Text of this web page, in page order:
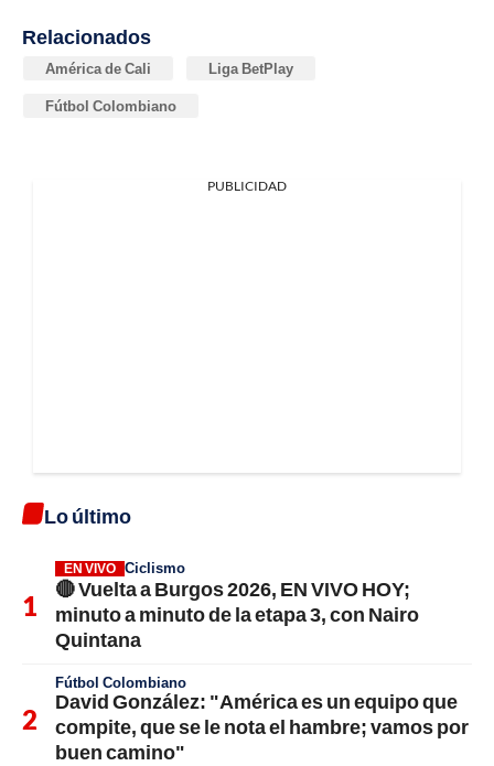
Relacionados
América de Cali Liga BetPlay
Fútbol Colombiano
PUBLICIDAD
Lo último
EN VIVO Ciclismo
🔴 Vuelta a Burgos 2026, EN VIVO HOY;
minuto a minuto de la etapa 3, con Nairo
Quintana
Fútbol Colombiano
David González: "América es un equipo que
compite, que se le nota el hambre; vamos por
buen camino"